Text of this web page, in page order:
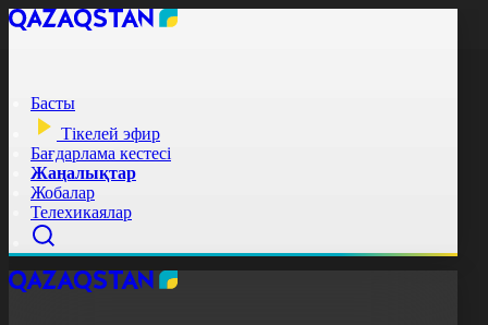
Басты
Тікелей эфир
Бағдарлама кестесі
Жаңалықтар
Жобалар
Телехикаялар